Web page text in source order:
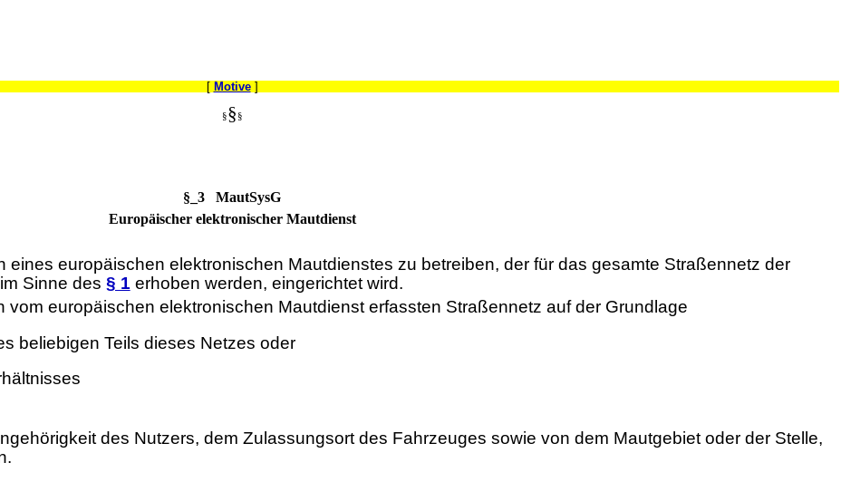
[ Motive]
§§ §
§_3 MautSysG
Europäischer elektronischer Mautdienst
europäischen elektronischen Mautdienstes zu betreiben, der für das gesamte Straßennetz der
Sinne des § 1 erhoben werden, eingerichtet wird.
europäischen elektronischen Mautdienst erfassten Straßennetz auf der Grundlage
beliebigen Teils dieses Netzes oder
des Nutzers, dem Zulassungsort des Fahrzeuges sowie von dem Mautgebiet oder der Stelle,